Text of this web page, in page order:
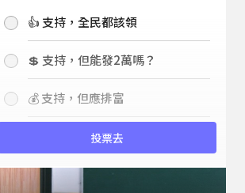
持嗎？👍 支持，全民都該領
💲 支持，但能發2萬嗎？
💰 支持，但應排富
投票去